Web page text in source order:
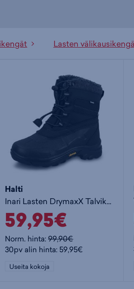
Lasten
Halti
Inari Lasten DrymaxX Talvikenkä
59,95€
Norm. hinta:99,90€
30pv alin hinta: 59,95€
Useita kokoja